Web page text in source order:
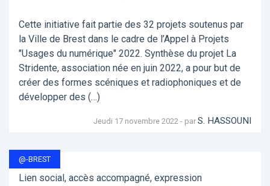
Cette initiative fait partie des 32 projets soutenus par
la Ville de Brest dans le cadre de l’Appel à Projets
"Usages du numérique" 2022. Synthèse du projet La
Stridente, association née en juin 2022, a pour but de
créer des formes scéniques et radiophoniques et de
développer des (…)
Jeudi 17 novembre 2022 - par S. HASSOUNI
@-BREST
Lien social, accès accompagné, expression